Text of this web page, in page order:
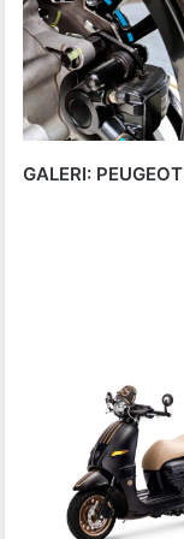
GALERI: